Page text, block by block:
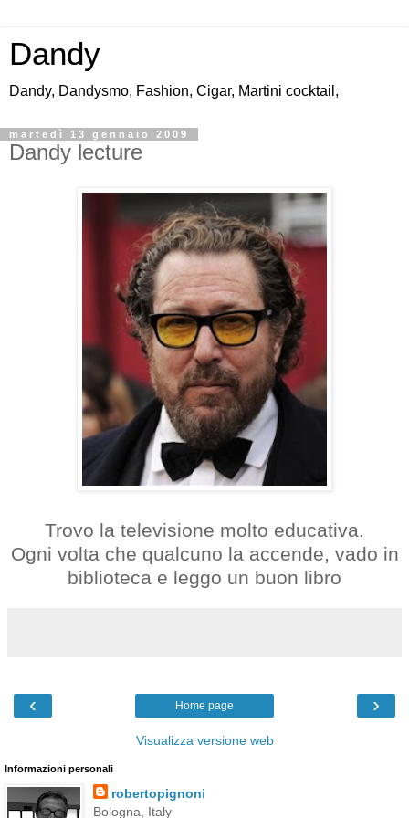
Dandy
Dandy, Dandysmo, Fashion, Cigar, Martini cocktail,
martedì 13 gennaio 2009
Dandy lecture
Trovo la televisione molto educativa.
Ogni volta che qualcuno la accende, vado in
biblioteca e leggo un buon libro
‹ ›
Home page
Visualizza versione web
Informazioni personali
robertopignoni
Bologna, Italy